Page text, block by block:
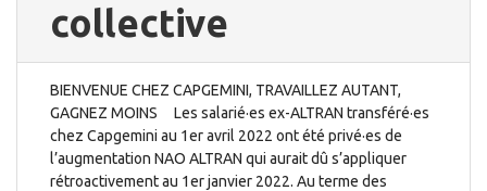
collective
BIENVENUE CHEZ CAPGEMINI, TRAVAILLEZ AUTANT,
GAGNEZ MOINS Les salarié·es ex-ALTRAN transféré·es
chez Capgemini au 1er avril 2022 ont été privé·es de
l’augmentation NAO ALTRAN qui aurait dû s’appliquer
rétroactivement au 1er janvier 2022. Au terme des